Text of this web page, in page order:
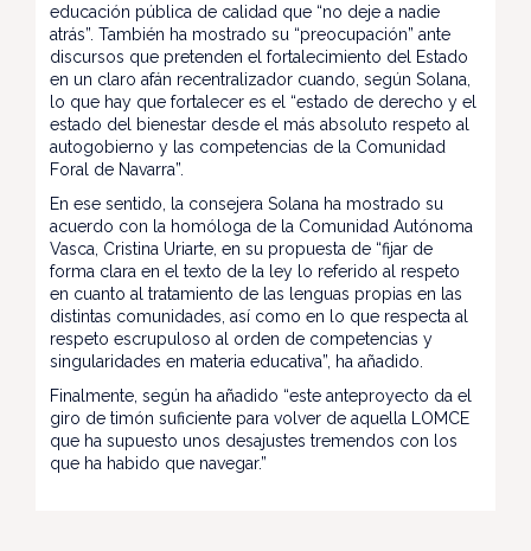
educación pública de calidad que “no deje a nadie
atrás”. También ha mostrado su “preocupación” ante
discursos que pretenden el fortalecimiento del Estado
en un claro afán recentralizador cuando, según Solana,
lo que hay que fortalecer es el “estado de derecho y el
estado del bienestar desde el más absoluto respeto al
autogobierno y las competencias de la Comunidad
Foral de Navarra”.
En ese sentido, la consejera Solana ha mostrado su
acuerdo con la homóloga de la Comunidad Autónoma
Vasca, Cristina Uriarte, en su propuesta de “fijar de
forma clara en el texto de la ley lo referido al respeto
en cuanto al tratamiento de las lenguas propias en las
distintas comunidades, así como en lo que respecta al
respeto escrupuloso al orden de competencias y
singularidades en materia educativa”, ha añadido.
Finalmente, según ha añadido “este anteproyecto da el
giro de timón suficiente para volver de aquella LOMCE
que ha supuesto unos desajustes tremendos con los
que ha habido que navegar.”